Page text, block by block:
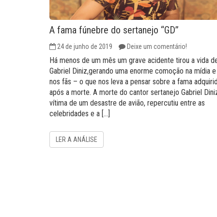
A fama fúnebre do sertanejo “GD”
24 de junho de 2019 Deixe um comentário!
Há menos de um mês um grave acidente tirou a vida
Gabriel Diniz,gerando uma enorme comoção na mídia e
nos fãs – o que nos leva a pensar sobre a fama
após a morte. A morte do cantor sertanejo Gabriel
vítima de um desastre de avião, repercutiu entre as
celebridades e a […]
LER A ANÁLISE